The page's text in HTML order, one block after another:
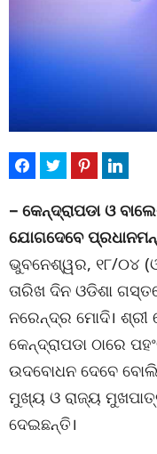
– କେନ୍ଦ୍ରାପଡା ଓ
ଯୋଗଦେବେ
ଭୁବନେଶ୍ୱର, ୧୮/୦୪
ତାରିଖ ଦିନ ଓଡିଶା
ନରେନ୍ଦ୍ର ମୋଦି। ଶ୍ରୀ
କେନ୍ଦ୍ରାପଡା ଠାରେ
ଉଦବୋଧନ ଦେବେ
ମୁଖ୍ୟ ଓ ରାଜ୍ୟ
ଦେଇଛନ୍ତି।